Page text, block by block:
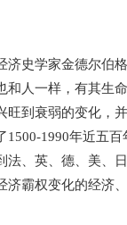
学家金德尔伯格
和人一样，有其生
旺到衰弱的变化，
1500-1990年近五
法、英、德、美、
济霸权变化的经济